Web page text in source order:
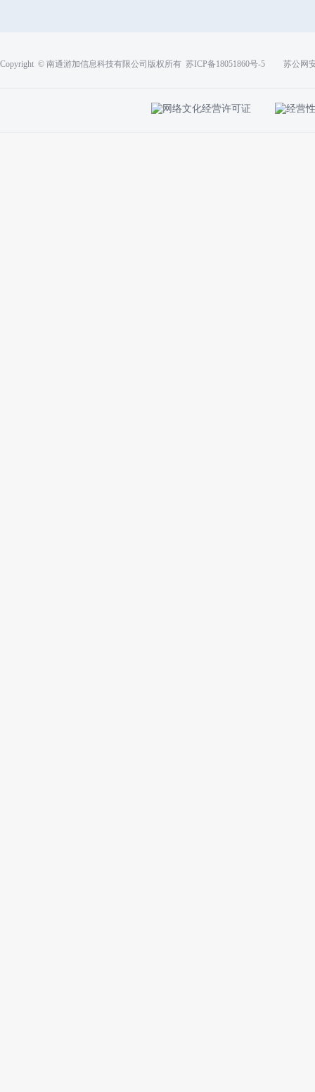
Copyright © 南通游加信息科技有限公司版权所有 苏ICP备18051860号-5 苏公网